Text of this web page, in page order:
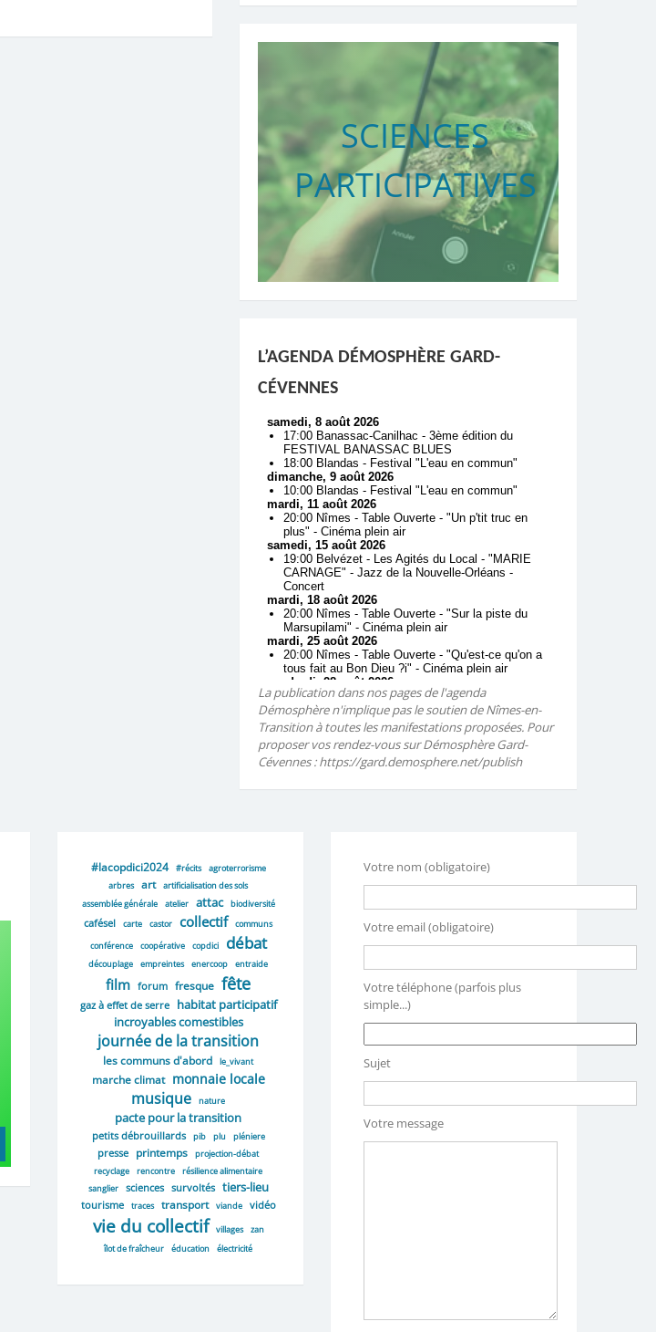
SCIENCES
PARTICIPATIVES
L’AGENDA DÉMOSPHÈRE GARD-
CÉVENNES
La publication dans nos pages de l'agenda
Démosphère n'implique pas le soutien de Nîmes-en-
Transition à toutes les manifestations proposées. Pour
proposer vos rendez-vous sur Démosphère Gard-
Cévennes : https://gard.demosphere.net/publish
#lacopdici2024 #récits
agroterrorisme
arbres
art
artificialisation des sols
assemblée générale
atelier attac biodiversité
cafésel carte castor collectif
communs
conférence
coopérative copdici débat
découplage empreintes enercoop entraide
film forum fresque fête
gaz à effet de serre
habitat participatif
incroyables comestibles
journée de la transition
les communs d'abord le_vivant
marche climat monnaie locale
musique nature
pacte pour la transition
petits débrouillards pib plu pléniere
presse printemps
projection-débat
recyclage
rencontre
résilience alimentaire
sanglier
sciences survoltés tiers-lieu
tourisme traces transport viande vidéo
vie du collectif villages
zan
îlot de fraîcheur
éducation électricité
Votre nom (obligatoire)
Votre email (obligatoire)
Votre téléphone (parfois plus
simple...)
Sujet
Votre message